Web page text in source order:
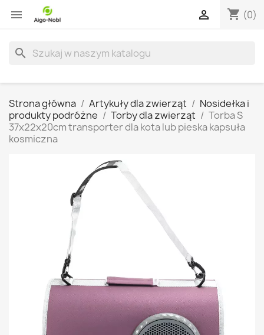
 shopping_cart (0)

search
Strona główna Artykuły dla zwierząt
Nosidełka i
produkty podróżne
Torby dla zwierząt
Torba S
37x22x20cm transporter dla kota lub pieska kapsuła
kosmiczna